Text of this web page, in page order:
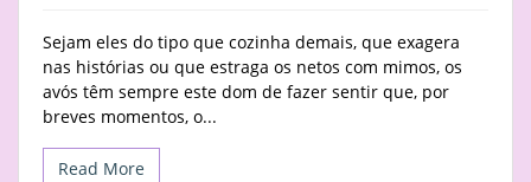
Sejam eles do tipo que cozinha demais, que exagera
nas histórias ou que estraga os netos com mimos, os
avós têm sempre este dom de fazer sentir que, por
breves momentos, o...
Read More